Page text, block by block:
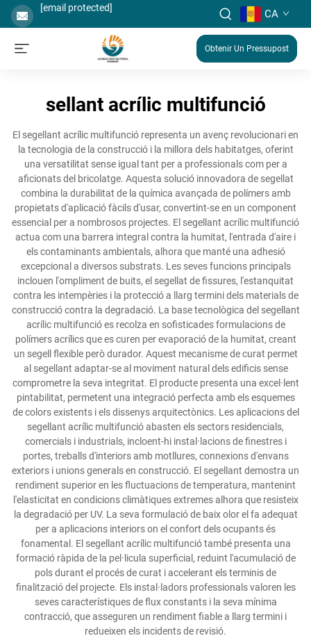
[email protected] CA
Obtenir Un Pressupost
sellant acrílic multifunció
El segellant acrílic multifunció representa un avenç revolucionari en
la tecnologia de la construcció i la millora dels habitatges, oferint
una versatilitat sense igual tant per a professionals com per a
aficionats del bricolatge. Aquesta solució innovadora de segellat
combina la durabilitat de la química avançada de polímers amb
propietats d'aplicació fàcils d'usar, convertint-se en un component
essencial per a nombrosos projectes. El segellant acrílic multifunció
actua com una barrera integral contra la humitat, l'entrada d'aire i
els contaminants ambientals, alhora que manté una adhesió
excepcional a diversos substrats. Les seves funcions principals
inclouen l'ompliment de buits, el segellat de fissures, l'estanquitat
contra les intempèries i la protecció a llarg termini dels materials de
construcció contra la degradació. La base tecnològica del segellant
acrílic multifunció es recolza en sofisticades formulacions de
polímers acrílics que es curen per evaporació de la humitat, creant
un segell flexible però durador. Aquest mecanisme de curat permet
al segellant adaptar-se al moviment natural dels edificis sense
comprometre la seva integritat. El producte presenta una excel·lent
pintabilitat, permetent una integració perfecta amb els esquemes
de colors existents i els dissenys arquitectònics. Les aplicacions del
segellant acrílic multifunció abasten els sectors residencials,
comercials i industrials, incloent-hi instal·lacions de finestres i
portes, treballs d'interiors amb motllures, connexions d'envans
exteriors i unions generals en construcció. El segellant demostra un
rendiment superior en les fluctuacions de temperatura, mantenint
l'elasticitat en condicions climàtiques extremes alhora que resisteix
la degradació per UV. La seva formulació de baix olor el fa adequat
per a aplicacions interiors on el confort dels ocupants és
fonamental. El segellant acrílic multifunció també presenta una
formació ràpida de la pel·licula superficial, reduint l'acumulació de
pols durant el procés de curat i accelerant els terminis de
finalització del projecte. Els instal·ladors professionals valoren les
seves característiques de flux constants i la seva mínima
contracció, que asseguren un rendiment fiable a llarg termini i
redueixen els incidents de revisió.